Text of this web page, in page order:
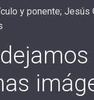
y ponente; Jesús